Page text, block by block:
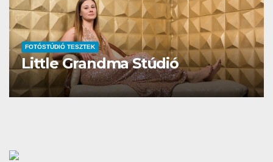
FOTÓSTÚDIÓ TESZTEK
Studio Different